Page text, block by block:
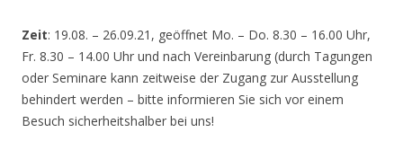
Zeit: 19.08. – 26.09.21, geöffnet Mo. – Do. 8.30 – 16.00 Uhr,
Fr. 8.30 – 14.00 Uhr und nach Vereinbarung (durch Tagungen
oder Seminare kann zeitweise der Zugang zur Ausstellung
behindert werden – bitte informieren Sie sich vor einem
Besuch sicherheitshalber bei uns!